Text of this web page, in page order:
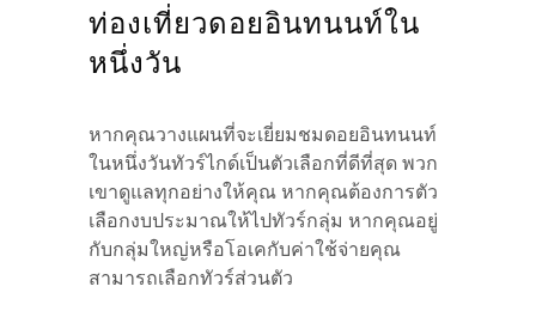
ท่องเที่ยวดอยอินทนนท์ใน
หนึ่งวัน
หากคุณวางแผนที่จะเยี่ยมชมดอยอินทนนท์
ในหนึ่งวันทัวร์ไกด์เป็นตัวเลือกที่ดีที่สุด พวก
เขาดูแลทุกอย่างให้คุณ หากคุณต้องการตัว
เลือกงบประมาณให้ไปทัวร์กลุ่ม หากคุณอยู่
กับกลุ่มใหญ่หรือโอเคกับค่าใช้จ่ายคุณ
สามารถเลือกทัวร์ส่วนตัว